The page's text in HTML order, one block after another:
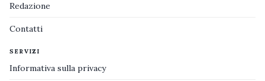
Redazione
Contatti
SERVIZI
Informativa sulla privacy